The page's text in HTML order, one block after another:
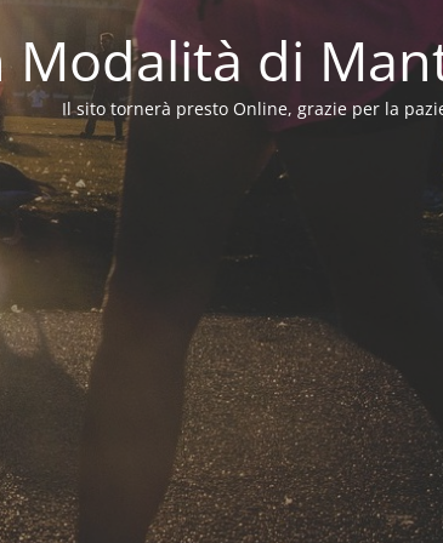
Modalità di
Il sito tornerà presto Online, grazie per la